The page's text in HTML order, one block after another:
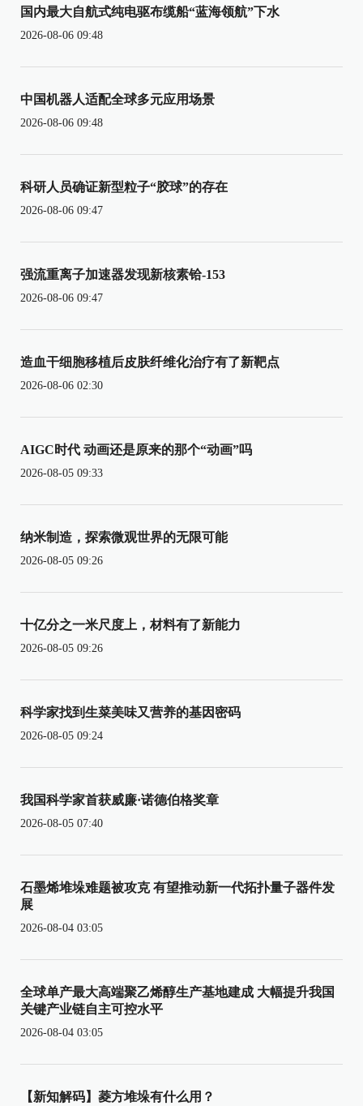
国内最大自航式纯电驱布缆船“蓝海领航”下水
2026-08-06 09:48
中国机器人适配全球多元应用场景
2026-08-06 09:48
科研人员确证新型粒子“胶球”的存在
2026-08-06 09:47
强流重离子加速器发现新核素铪-153
2026-08-06 09:47
造血干细胞移植后皮肤纤维化治疗有了新靶点
2026-08-06 02:30
AIGC时代 动画还是原来的那个“动画”吗
2026-08-05 09:33
纳米制造，探索微观世界的无限可能
2026-08-05 09:26
十亿分之一米尺度上，材料有了新能力
2026-08-05 09:26
科学家找到生菜美味又营养的基因密码
2026-08-05 09:24
我国科学家首获威廉·诺德伯格奖章
2026-08-05 07:40
石墨烯堆垛难题被攻克 有望推动新一代拓扑量子器件发
展
2026-08-04 03:05
全球单产最大高端聚乙烯醇生产基地建成 大幅提升我国
关键产业链自主可控水平
2026-08-04 03:05
【新知解码】菱方堆垛有什么用？